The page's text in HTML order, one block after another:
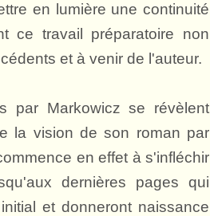
en lumière une continuité
ce travail préparatoire non
et à venir de l'auteur.
par Markowicz se révèlent
la vision de son roman par
en effet à s'infléchir
dernières pages qui
et donneront naissance